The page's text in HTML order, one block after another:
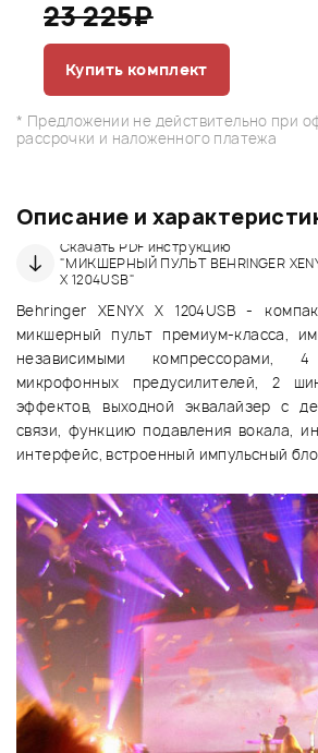
23 225₽
Купить комплект
* Предложении не действительно при
рассрочки и наложенного платежа
Описание и
Скачать PDF инструкцию
"МИКШЕРНЫЙ ПУЛЬТ BEHRINGER
X 1204USB"
Behringer XENYX X 1204USB -
микшерный пульт премиум-класса,
независимыми компрессорами,
микрофонных предусилителей, 2
эффектов, выходной эквалайзер с
связи, функцию подавления вокала,
интерфейс, встроенный импульсный